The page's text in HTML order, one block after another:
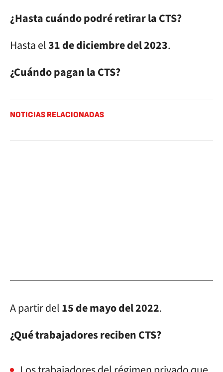
¿Hasta cuándo podré retirar la CTS?
Hasta el31 de diciembre del 2023.
¿Cuándo pagan la CTS?
NOTICIAS RELACIONADAS
A partir del15 de mayo del 2022.
¿Qué trabajadores reciben CTS?